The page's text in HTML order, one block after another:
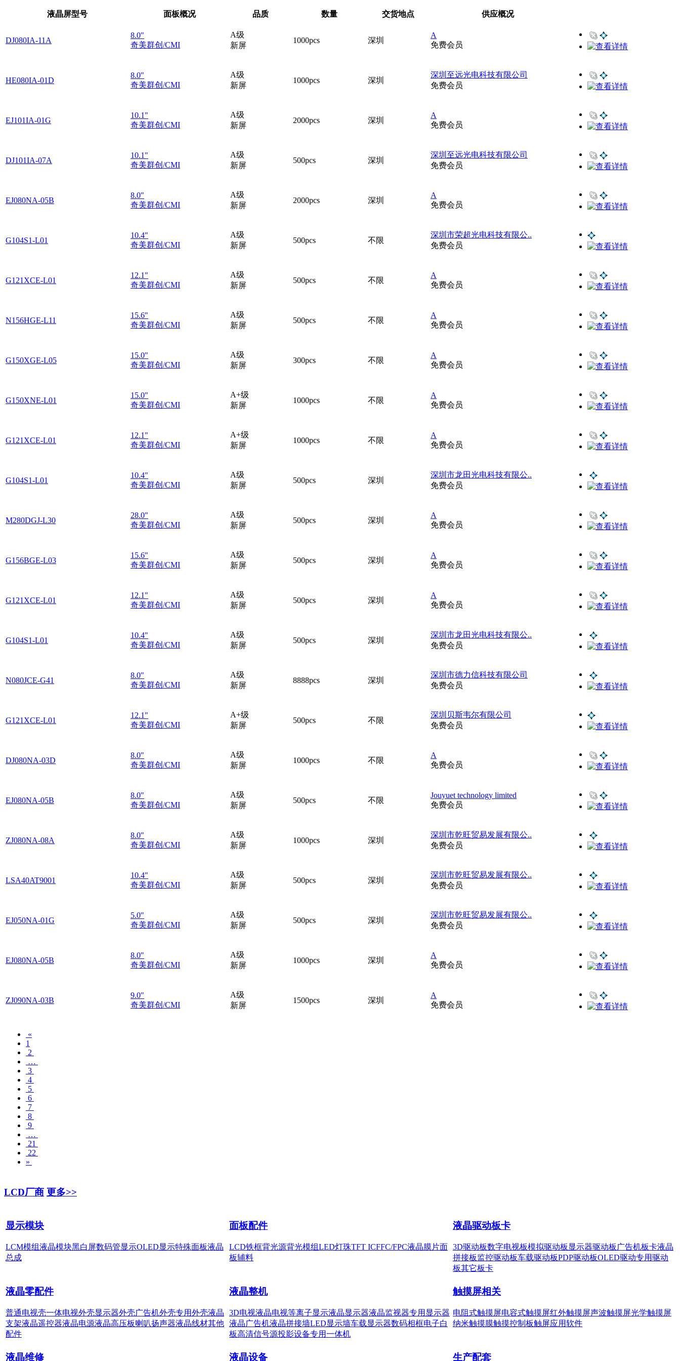
液晶屏型号 面板概况 品质 数量 交货地点 供应概况
DJ080IA-11A
8.0"
奇美群创/CMI
A级
新屏
1000pcs 深圳
A
免费会员
HE080IA-01D
8.0"
奇美群创/CMI
A级
新屏
1000pcs 深圳
深圳至远光电科技有限公司
免费会员
EJ101IA-01G
10.1"
奇美群创/CMI
A级
新屏
2000pcs 深圳
A
免费会员
DJ101IA-07A
10.1"
奇美群创/CMI
A级
新屏
500pcs 深圳
深圳至远光电科技有限公司
免费会员
EJ080NA-05B
8.0"
奇美群创/CMI
A级
新屏
2000pcs 深圳
A
免费会员
G104S1-L01
10.4"
奇美群创/CMI
A级
新屏
500pcs 不限
深圳市荣超光电科技有限公..
免费会员
G121XCE-L01
12.1"
奇美群创/CMI
A级
新屏
500pcs 不限
A
免费会员
N156HGE-L11
15.6"
奇美群创/CMI
A级
新屏
500pcs 不限
A
免费会员
G150XGE-L05
15.0"
奇美群创/CMI
A级
新屏
300pcs 不限
A
免费会员
G150XNE-L01
15.0"
奇美群创/CMI
A+级
新屏
1000pcs 不限
A
免费会员
G121XCE-L01
12.1"
奇美群创/CMI
A+级
新屏
1000pcs 不限
A
免费会员
G104S1-L01
10.4"
奇美群创/CMI
A级
新屏
500pcs 深圳
深圳市龙田光电科技有限公..
免费会员
M280DGJ-L30
28.0"
奇美群创/CMI
A级
新屏
500pcs 深圳
A
免费会员
G156BGE-L03
15.6"
奇美群创/CMI
A级
新屏
500pcs 深圳
A
免费会员
G121XCE-L01
12.1"
奇美群创/CMI
A级
新屏
500pcs 深圳
A
免费会员
G104S1-L01
10.4"
奇美群创/CMI
A级
新屏
500pcs 深圳
深圳市龙田光电科技有限公..
免费会员
N080JCE-G41
8.0"
奇美群创/CMI
A级
新屏
8888pcs 深圳
深圳市德力信科技有限公司
免费会员
G121XCE-L01
12.1"
奇美群创/CMI
A+级
新屏
500pcs 不限
深圳贝斯韦尔有限公司
免费会员
DJ080NA-03D
8.0"
奇美群创/CMI
A级
新屏
1000pcs 不限
A
免费会员
EJ080NA-05B
8.0"
奇美群创/CMI
A级
新屏
500pcs 不限
Jouyuet technology limited
免费会员
ZJ080NA-08A
8.0"
奇美群创/CMI
A级
新屏
1000pcs 深圳
深圳市乾旺贸易发展有限公..
免费会员
LSA40AT9001
10.4"
奇美群创/CMI
A级
新屏
500pcs 深圳
深圳市乾旺贸易发展有限公..
免费会员
EJ050NA-01G
5.0"
奇美群创/CMI
A级
新屏
500pcs 深圳
深圳市乾旺贸易发展有限公..
免费会员
EJ080NA-05B
8.0"
奇美群创/CMI
A级
新屏
1000pcs 深圳
A
免费会员
ZJ090NA-03B
9.0"
奇美群创/CMI
A级
新屏
1500pcs 深圳
A
免费会员
«
1
2
…
3
4
5
6
7
8
9
…
21
22
»
LCD厂商 更多>>
显示模块
LCM模组液晶模块黑白屏数码管显示OLED显示特殊面板液晶
总成
面板配件
LCD铁框背光源背光模组LED灯珠TFT ICFFC/FPC液晶膜片面
板辅料
液晶驱动板卡
3D驱动板数字电视板模拟驱动板 显示器驱动板 广告机板卡液晶
拼接板监控驱动板车载驱动板PDP驱动板OLED驱动专用驱动
板其它板卡
液晶零配件
普通电视壳一体电视外壳显示器外壳广告机外壳专用外壳液晶
支架液晶遥控器液晶电源液晶高压板喇叭扬声器液晶线材其他
配件
液晶整机
3D电视液晶电视等离子显示液晶显示器液晶监视器专用显示器
液晶广告机液晶拼接墙LED显示墙车载显示器数码相框电子白
板高清信号源投影设备专用一体机
触摸屏相关
电阻式触摸屏电容式触摸屏红外触摸屏声波触摸屏光学触摸屏
纳米触摸膜触摸控制板触屏应用软件
液晶维修 液晶设备 生产配套